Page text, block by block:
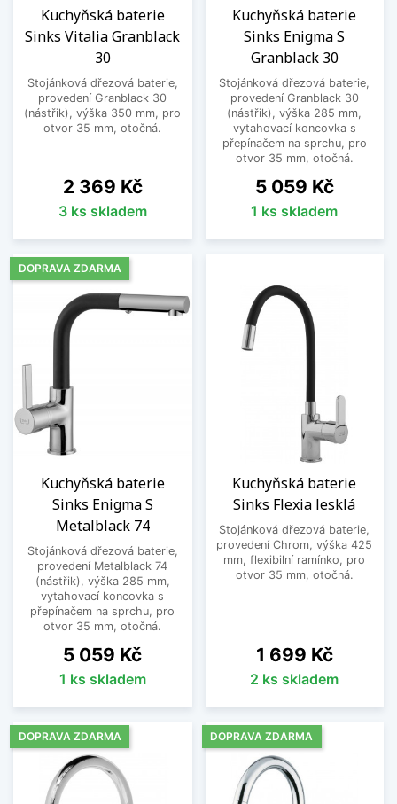
Kuchyňská baterie
Sinks Vitalia Granblack
30
Stojánková dřezová baterie,
provedení Granblack 30
(nástřik), výška 350 mm, pro
otvor 35 mm, otočná.
Cena
2 369 Kč
3 ks skladem
Kuchyňská baterie
Sinks Enigma S
Granblack 30
Stojánková dřezová baterie,
provedení Granblack 30
(nástřik), výška 285 mm,
vytahovací koncovka s
přepínačem na sprchu, pro
otvor 35 mm, otočná.
Cena
5 059 Kč
1 ks skladem
Kuchyňská baterie
Sinks Enigma S
Metalblack 74
Stojánková dřezová baterie,
provedení Metalblack 74
(nástřik), výška 285 mm,
vytahovací koncovka s
přepínačem na sprchu, pro
otvor 35 mm, otočná.
Cena
5 059 Kč
1 ks skladem
DOPRAVA ZDARMA
Kuchyňská baterie
Sinks Flexia lesklá
Stojánková dřezová baterie,
provedení Chrom, výška 425
mm, flexibilní ramínko, pro
otvor 35 mm, otočná.
Cena
1 699 Kč
2 ks skladem
DOPRAVA ZDARMA DOPRAVA ZDARMA